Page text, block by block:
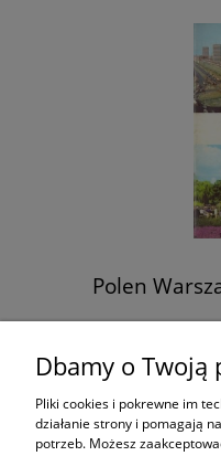
Polen
Dbamy o Twoją
Pliki cookies i pokrewne im
działanie strony i pomagają
potrzeb. Możesz